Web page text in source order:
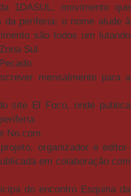
1DASUL, movimento que
da periferia; o nome alude à
são todos um lutando
Sul
mensalmente para a
site El Foco, onde publica
No.com
organizador e editor-
em colaboração com
do encontro Esquina da